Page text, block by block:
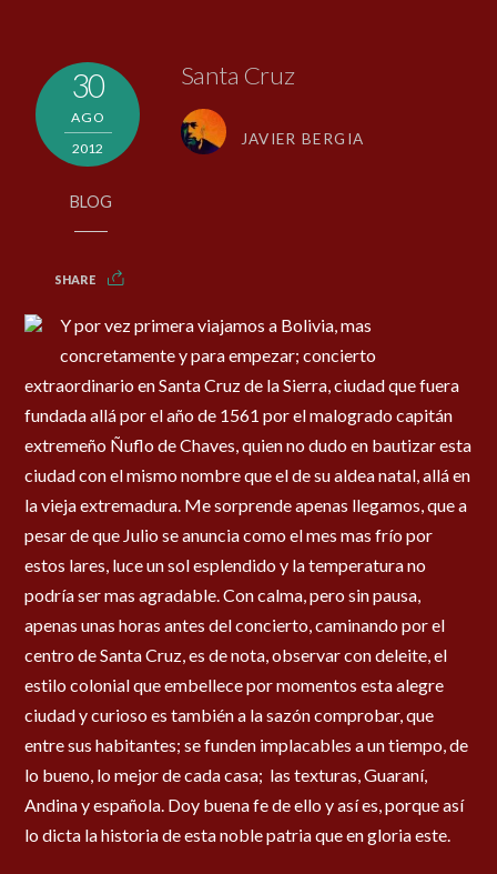
30
AGO
2012
BLOG
SHARE
Santa Cruz
JAVIER BERGIA
Y por vez primera viajamos a Bolivia, mas
concretamente y para empezar; concierto
extraordinario en Santa Cruz de la Sierra, ciudad que fuera
fundada allá por el año de 1561 por el malogrado capitán
extremeño Ñuflo de Chaves, quien no dudo en bautizar esta
ciudad con el mismo nombre que el de su aldea natal, allá en
la vieja extremadura. Me sorprende apenas llegamos, que a
pesar de que Julio se anuncia como el mes mas frío por
estos lares, luce un sol esplendido y la temperatura no
podría ser mas agradable. Con calma, pero sin pausa,
apenas unas horas antes del concierto, caminando por el
centro de Santa Cruz, es de nota, observar con deleite, el
estilo colonial que embellece por momentos esta alegre
ciudad y curioso es también a la sazón comprobar, que
entre sus habitantes; se funden implacables a un tiempo, de
lo bueno, lo mejor de cada casa; las texturas, Guaraní,
Andina y española. Doy buena fe de ello y así es, porque así
lo dicta la historia de esta noble patria que en gloria este.